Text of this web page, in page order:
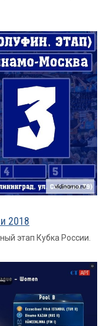
2018
этап Кубка России.